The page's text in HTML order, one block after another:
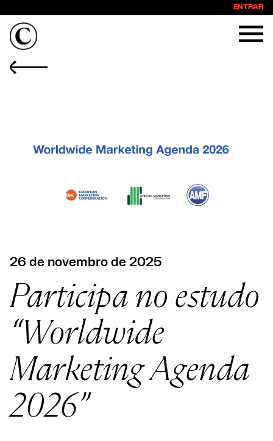
ENTRAR
26 de novembro de 2025
Participa no estudo
“Worldwide
Marketing Agenda
2026”